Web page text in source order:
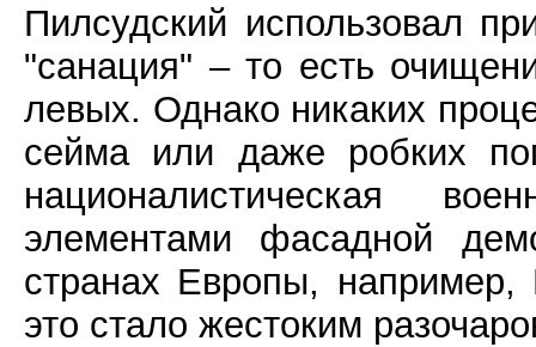
Пилсудский использовал
"санация" – то есть
левых. Однако никаких
сейма или даже робких
националистическая
элементами фасадной
странах Европы,
это стало жестоким